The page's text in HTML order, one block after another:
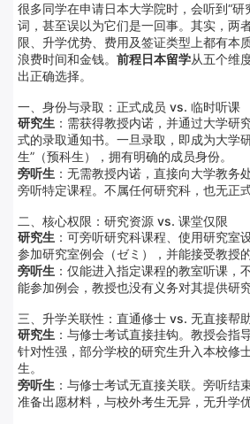
很多同学在申请日本大学院时，会听到“研
词，甚至误以为它们是一回事。其实，两
限、升学优势、费用及签证类型上都有本
浪费时间和金钱。 前程日本留学从五个维
出正确选择。
一、身份与录取：正式成员 vs. 临时听课
研究生 ：需获得教授内诺，并通过大学研
式的录取通知书。一旦录取，即成为大学
生”（预科生），拥有明确的成员身份。
旁听生 ：无需教授内诺，直接向大学教务
旁听特定课程。不属任何研究科，也无正式
二、核心权限：研究资源 vs. 课堂仅限
研究生 ：可旁听研究科课程、使用研究室
参加研究室例会（ゼミ），并能接受教授
旁听生 ：仅能进入指定课程的教室听课，
能参加例会，教授也没有义务对其提供研究
三、升学关联性：直通修士 vs. 无直接帮
研究生 ：与修士考试直接挂钩。教授会指
针对性强，部分学校的研究生升入本校修
生。
旁听生 ：与修士考试无直接关联。旁听结
准备出愿材料，与校外考生无异，无升学优